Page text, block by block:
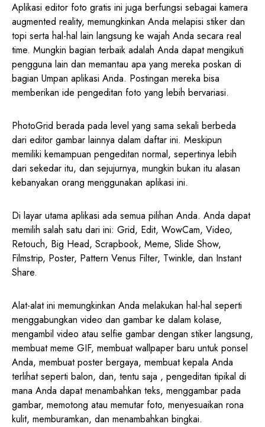
Aplikasi editor foto gratis ini juga berfungsi sebagai kamera
augmented reality, memungkinkan Anda melapisi stiker dan
topi serta hal-hal lain langsung ke wajah Anda secara real
time. Mungkin bagian terbaik adalah Anda dapat mengikuti
pengguna lain dan memantau apa yang mereka poskan di
bagian Umpan aplikasi Anda. Postingan mereka bisa
memberikan ide pengeditan foto yang lebih bervariasi.
PhotoGrid berada pada level yang sama sekali berbeda
dari editor gambar lainnya dalam daftar ini. Meskipun
memiliki kemampuan pengeditan normal, sepertinya lebih
dari sekedar itu, dan sejujurnya, mungkin bukan itu alasan
kebanyakan orang menggunakan aplikasi ini.
Di layar utama aplikasi ada semua pilihan Anda. Anda dapat
memilih salah satu dari ini: Grid, Edit, WowCam, Video,
Retouch, Big Head, Scrapbook, Meme, Slide Show,
Filmstrip, Poster, Pattern Venus Filter, Twinkle, dan Instant
Share.
Alat-alat ini memungkinkan Anda melakukan hal-hal seperti
menggabungkan video dan gambar ke dalam kolase,
mengambil video atau selfie gambar dengan stiker langsung,
membuat meme GIF, membuat wallpaper baru untuk ponsel
Anda, membuat poster bergaya, membuat kepala Anda
terlihat seperti balon, dan, tentu saja , pengeditan tipikal di
mana Anda dapat menambahkan teks, menggambar pada
gambar, memotong atau memutar foto, menyesuaikan rona
kulit, memburamkan, dan menambahkan bingkai.